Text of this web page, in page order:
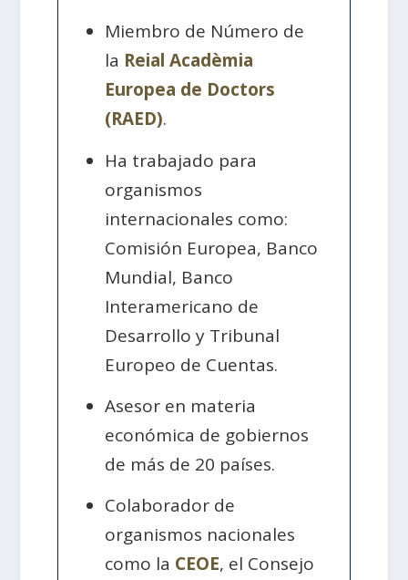
Miembro de Número de
la Reial Acadèmia
Europea de Doctors
(RAED).
Ha trabajado para
organismos
internacionales como:
Comisión Europea, Banco
Mundial, Banco
Interamericano de
Desarrollo y Tribunal
Europeo de Cuentas.
Asesor en materia
económica de gobiernos
de más de 20 países.
Colaborador de
organismos nacionales
como la CEOE, el Consejo